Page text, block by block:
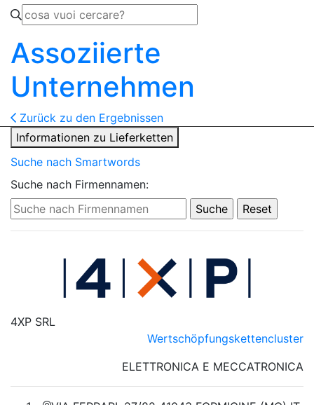
Assoziierte
Unternehmen
Zurück zu den Ergebnissen
Informationen zu Lieferketten
Suche nach Smartwords
Suche nach Firmennamen:
4XP SRL
Wertschöpfungskettencluster
ELETTRONICA E MECCATRONICA